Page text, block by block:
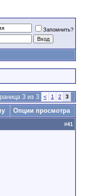
Запомнить?
3 из 3 < 1 2 3
Опции просмотра
#41